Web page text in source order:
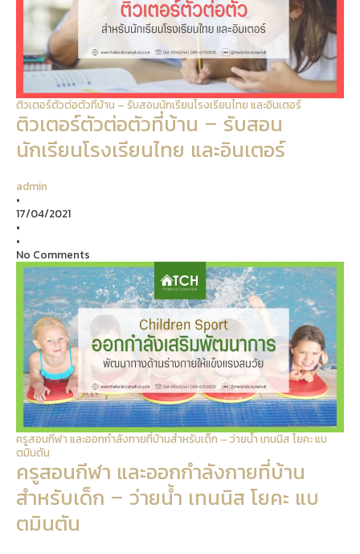
ติวเตอร์ตัวต่อตัวที่บ้าน – รับสอนนักเรียนโรงเรียนไทย และอินเตอร์
ติวเตอร์ตัวต่อตัวที่บ้าน – รับสอน
นักเรียนโรงเรียนไทย และอินเตอร์
admin
•
17/04/2021
•
•
No Comments
ครูสอนกีฬา และออกกำลังกายที่บ้านสำหรับเด็ก – ว่ายน้ำ เทนนิส โยคะ แบ
ตมินตัน
ครูสอนกีฬา และออกกำลังกายที่บ้าน
สำหรับเด็ก – ว่ายน้ำ เทนนิส โยคะ แบ
ตมินตัน